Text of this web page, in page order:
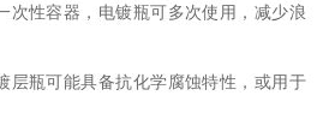
次性容器，电镀瓶可多次使用，减少浪
层瓶可能具备抗化学腐蚀特性，或用于